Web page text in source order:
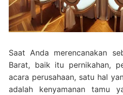
Saat Anda merencanakan
Barat, baik itu pernikahan,
acara perusahaan, satu hal
adalah kenyamanan tamu